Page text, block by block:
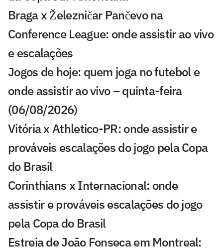
Braga x Železničar Pančevo na
Conference League: onde assistir ao vivo
e escalações
Jogos de hoje: quem joga no futebol e
onde assistir ao vivo – quinta-feira
(06/08/2026)
Vitória x Athletico-PR: onde assistir e
prováveis escalações do jogo pela Copa
do Brasil
Corinthians x Internacional: onde
assistir e prováveis escalações do jogo
pela Copa do Brasil
Estreia de João Fonseca em Montreal: